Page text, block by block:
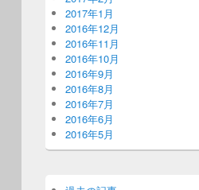
2017年1月
2016年12月
2016年11月
2016年10月
2016年9月
2016年8月
2016年7月
2016年6月
2016年5月